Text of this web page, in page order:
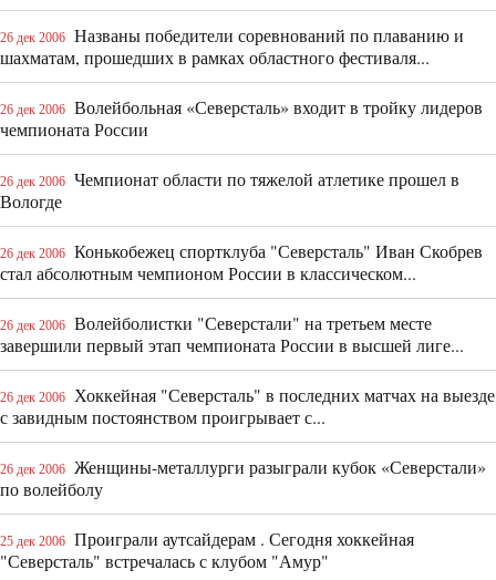
26 дек 2006 Названы победители соревнований по плаванию и
шахматам, прошедших в рамках областного фестиваля...
26 дек 2006 Волейбольная «Северсталь» входит в тройку лидеров
чемпионата России
26 дек 2006 Чемпионат области по тяжелой атлетике прошел в
Вологде
26 дек 2006 Конькобежец спортклуба "Северсталь" Иван Скобрев
стал абсолютным чемпионом России в классическом...
26 дек 2006 Волейболистки "Северстали" на третьем месте
завершили первый этап чемпионата России в высшей лиге...
26 дек 2006
Хоккейная "Северсталь" в последних матчах на выезде
с завидным постоянством проигрывает с...
26 дек 2006 Женщины-металлурги разыграли кубок «Северстали»
по волейболу
25 дек 2006 Проиграли аутсайдерам . Сегодня хоккейная
"Северсталь" встречалась с клубом "Амур"